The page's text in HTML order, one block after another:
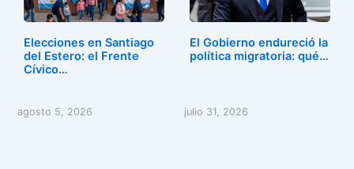
Elecciones en Santiago
del Estero: el Frente
Cívico…
agosto 5, 2026
El Gobierno endureció la
política migratoria: qué…
julio 31, 2026